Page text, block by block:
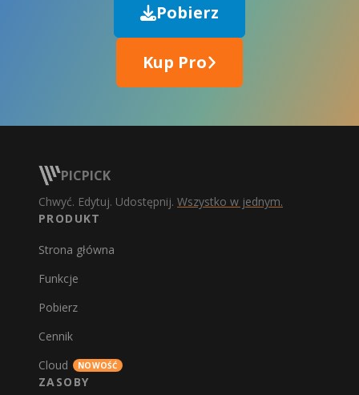
Pobierz
Kup Pro
PICPICK
Chwyć. Edytuj. Udostępnij. Wszystko w jednym.
PRODUKT
Strona główna
Funkcje
Pobierz
Cennik
Cloud
NOWOŚĆ
ZASOBY